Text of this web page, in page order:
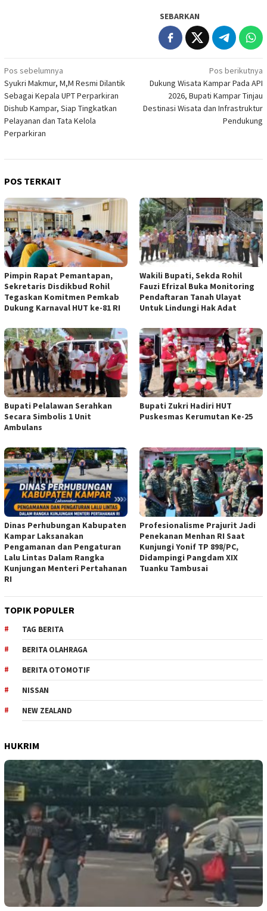
SEBARKAN
Navigasi
pos
Pos sebelumnya
Syukri Makmur, M,M Resmi Dilantik
Sebagai Kepala UPT Perparkiran
Dishub Kampar, Siap Tingkatkan
Pelayanan dan Tata Kelola
Perparkiran
Pos berikutnya
Dukung Wisata Kampar Pada API
2026, Bupati Kampar Tinjau
Destinasi Wisata dan Infrastruktur
Pendukung
POS TERKAIT
Pimpin Rapat Pemantapan,
Sekretaris Disdikbud Rohil
Tegaskan Komitmen Pemkab
Dukung Karnaval HUT ke-81 RI
Wakili Bupati, Sekda Rohil
Fauzi Efrizal Buka Monitoring
Pendaftaran Tanah Ulayat
Untuk Lindungi Hak Adat
Bupati Pelalawan Serahkan
Secara Simbolis 1 Unit
Ambulans
Bupati Zukri Hadiri HUT
Puskesmas Kerumutan Ke-25
Dinas Perhubungan Kabupaten
Kampar Laksanakan
Pengamanan dan Pengaturan
Lalu Lintas Dalam Rangka
Kunjungan Menteri Pertahanan
RI
Profesionalisme Prajurit Jadi
Penekanan Menhan RI Saat
Kunjungi Yonif TP 898/PC,
Didampingi Pangdam XIX
Tuanku Tambusai
TOPIK POPULER
TAG BERITA
BERITA OLAHRAGA
BERITA OTOMOTIF
NISSAN
NEW ZEALAND
HUKRIM